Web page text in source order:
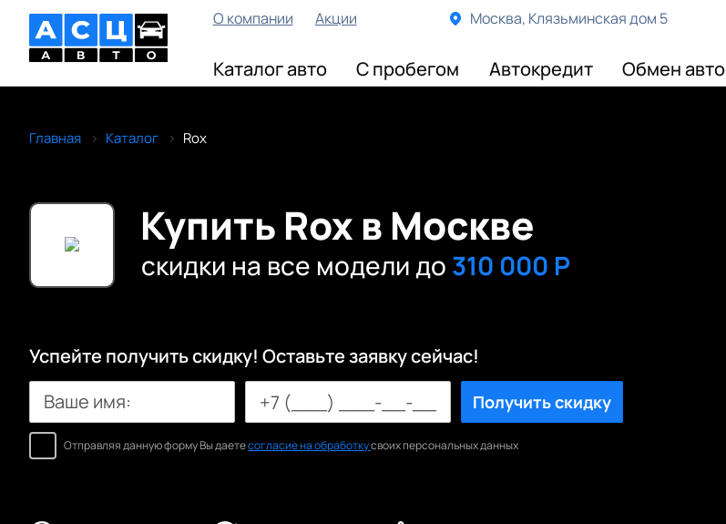
О компании Акции Москва, Клязьминская дом 5
Каталог авто С пробегом Автокредит Обмен авто
Главная Каталог Rox
Купить Rox в Москве
скидки на все модели до 310 000 Р
Успейте получить скидку! Оставьте заявку сейчас!
Ваше имя:
Получить скидку
Отправляя данную форму Вы даетесогласие на обработкусвоих персональных данных